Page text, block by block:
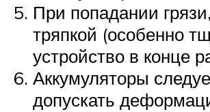
При попадании
тряпкой (особенно
устройство в конце
Аккумуляторы
допускать